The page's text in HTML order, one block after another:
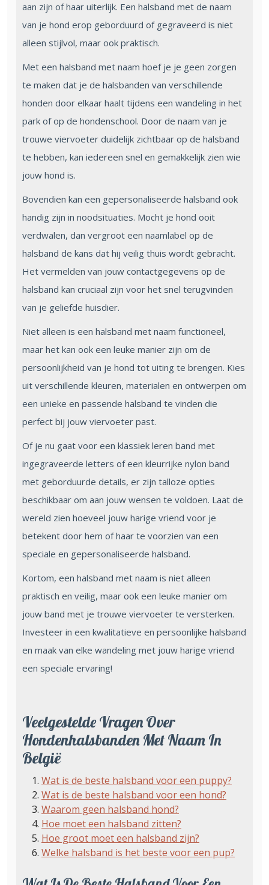
aan zijn of haar uiterlijk. Een halsband met de naam
van je hond erop geborduurd of gegraveerd is niet
alleen stijlvol, maar ook praktisch.
Met een halsband met naam hoef je je geen zorgen
te maken dat je de halsbanden van verschillende
honden door elkaar haalt tijdens een wandeling in het
park of op de hondenschool. Door de naam van je
trouwe viervoeter duidelijk zichtbaar op de halsband
te hebben, kan iedereen snel en gemakkelijk zien wie
jouw hond is.
Bovendien kan een gepersonaliseerde halsband ook
handig zijn in noodsituaties. Mocht je hond ooit
verdwalen, dan vergroot een naamlabel op de
halsband de kans dat hij veilig thuis wordt gebracht.
Het vermelden van jouw contactgegevens op de
halsband kan cruciaal zijn voor het snel terugvinden
van je geliefde huisdier.
Niet alleen is een halsband met naam functioneel,
maar het kan ook een leuke manier zijn om de
persoonlijkheid van je hond tot uiting te brengen. Kies
uit verschillende kleuren, materialen en ontwerpen om
een unieke en passende halsband te vinden die
perfect bij jouw viervoeter past.
Of je nu gaat voor een klassiek leren band met
ingegraveerde letters of een kleurrijke nylon band
met geborduurde details, er zijn talloze opties
beschikbaar om aan jouw wensen te voldoen. Laat de
wereld zien hoeveel jouw harige vriend voor je
betekent door hem of haar te voorzien van een
speciale en gepersonaliseerde halsband.
Kortom, een halsband met naam is niet alleen
praktisch en veilig, maar ook een leuke manier om
jouw band met je trouwe viervoeter te versterken.
Investeer in een kwalitatieve en persoonlijke halsband
en maak van elke wandeling met jouw harige vriend
een speciale ervaring!
Veelgestelde Vragen Over
Hondenhalsbanden Met Naam In
België
Wat is de beste halsband voor een puppy?
Wat is de beste halsband voor een hond?
Waarom geen halsband hond?
Hoe moet een halsband zitten?
Hoe groot moet een halsband zijn?
Welke halsband is het beste voor een pup?